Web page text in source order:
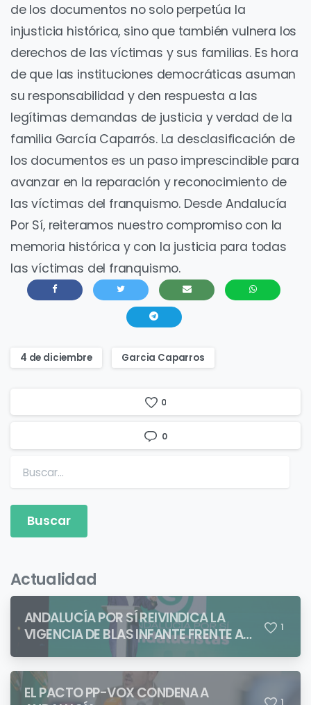
de los documentos no solo perpetúa la
injusticia histórica, sino que también vulnera los
derechos de las víctimas y sus familias. Es hora
de que las instituciones democráticas asuman
su responsabilidad y den respuesta a las
legítimas demandas de justicia y verdad de la
familia García Caparrós. La desclasificación de
los documentos es un paso imprescindible para
avanzar en la reparación y reconocimiento de
las víctimas del franquismo. Desde Andalucía
Por Sí, reiteramos nuestro compromiso con la
memoria histórica y con la justicia para todas
las víctimas del franquismo.
4 de diciembre Garcia Caparros
0
0
Buscar:
Actualidad
ANDALUCÍA POR SÍ REIVINDICA LA
VIGENCIA DE BLAS INFANTE FRENTE A
QUIENES PRETENDEN NEGAR LA
IDENTIDAD ANDALUZA
1
EL PACTO PP-VOX CONDENA A
1